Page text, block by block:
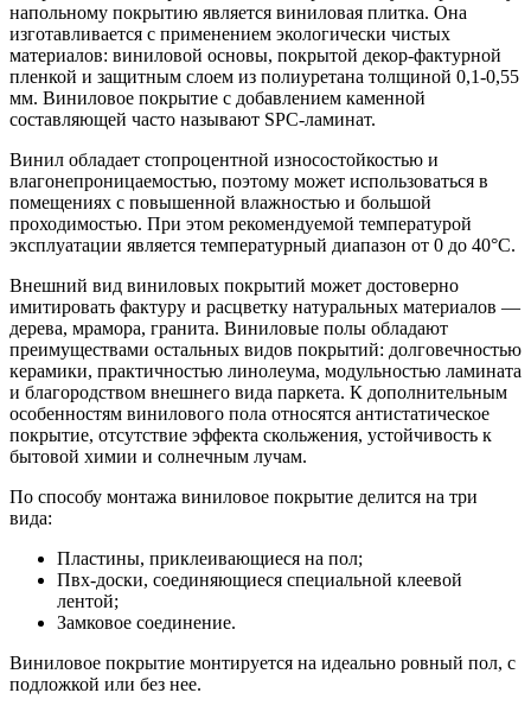
напольному покрытию является виниловая плитка. Она
изготавливается с применением экологически чистых
материалов: виниловой основы, покрытой декор-фактурной
пленкой и защитным слоем из полиуретана толщиной 0,1-0,55
мм. Виниловое покрытие с добавлением каменной
составляющей часто называют SPC-ламинат.
Винил обладает стопроцентной износостойкостью и
влагонепроницаемостью, поэтому может использоваться в
помещениях с повышенной влажностью и большой
проходимостью. При этом рекомендуемой температурой
эксплуатации является температурный диапазон от 0 до 40°С.
Внешний вид виниловых покрытий может достоверно
имитировать фактуру и расцветку натуральных материалов —
дерева, мрамора, гранита. Виниловые полы обладают
преимуществами остальных видов покрытий: долговечностью
керамики, практичностью линолеума, модульностью ламината
и благородством внешнего вида паркета. К дополнительным
особенностям винилового пола относятся антистатическое
покрытие, отсутствие эффекта скольжения, устойчивость к
бытовой химии и солнечным лучам.
По способу монтажа виниловое покрытие делится на три
вида:
Пластины, приклеивающиеся на пол;
Пвх-доски, соединяющиеся специальной клеевой
лентой;
Замковое соединение.
Виниловое покрытие монтируется на идеально ровный пол, с
подложкой или без нее.